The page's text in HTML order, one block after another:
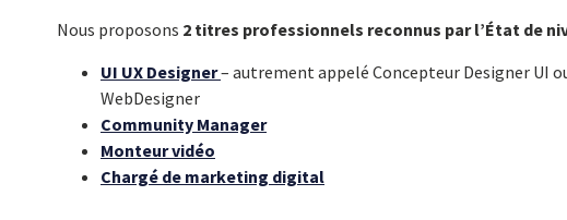
Nous proposons 2 titres professionnels reconnus par l’État de
UI UX Designer– autrement appelé Concepteur Designer UI
WebDesigner
Community Manager
Monteur vidéo
Chargé de marketing digital